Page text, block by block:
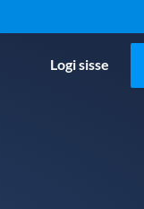
Logi sisse